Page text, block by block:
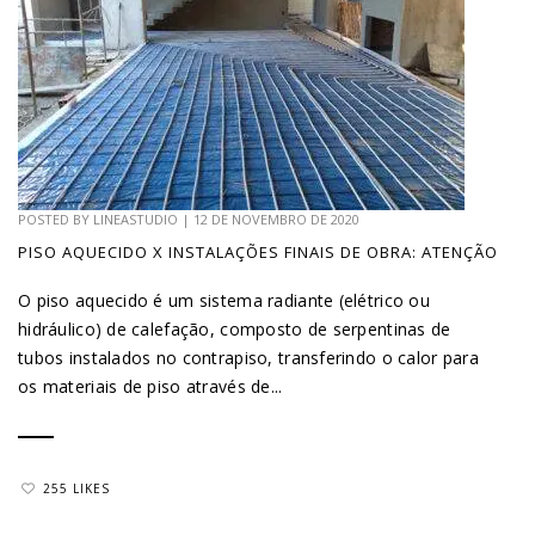
POSTED BY LINEASTUDIO | 12 DE NOVEMBRO DE 2020
PISO AQUECIDO X INSTALAÇÕES FINAIS DE OBRA: ATENÇÃO
O piso aquecido é um sistema radiante (elétrico ou
hidráulico) de calefação, composto de serpentinas de
tubos instalados no contrapiso, transferindo o calor para
os materiais de piso através de...
255 LIKES